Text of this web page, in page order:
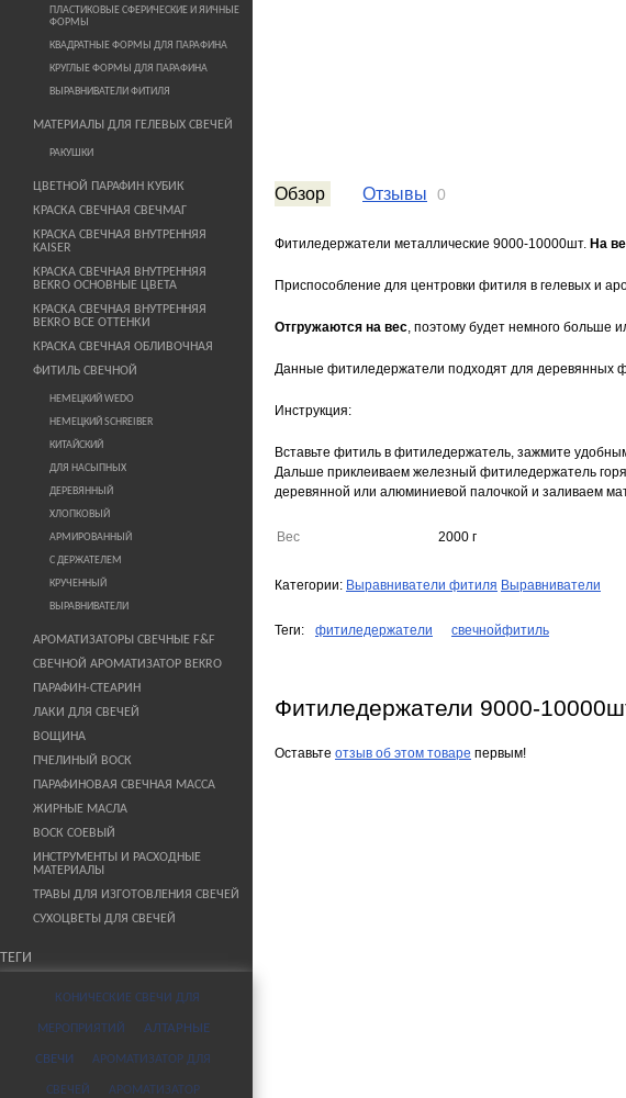
ПЛАСТИКОВЫЕ СФЕРИЧЕСКИЕ И ЯИЧНЫЕ
ФОРМЫ
КВАДРАТНЫЕ ФОРМЫ ДЛЯ ПАРАФИНА
КРУГЛЫЕ ФОРМЫ ДЛЯ ПАРАФИНА
ВЫРАВНИВАТЕЛИ ФИТИЛЯ
МАТЕРИАЛЫ ДЛЯ ГЕЛЕВЫХ СВЕЧЕЙ
РАКУШКИ
ЦВЕТНОЙ ПАРАФИН КУБИК
КРАСКА СВЕЧНАЯ СВЕЧМАГ
КРАСКА СВЕЧНАЯ ВНУТРЕННЯЯ
KAISER
КРАСКА СВЕЧНАЯ ВНУТРЕННЯЯ
BEKRO ОСНОВНЫЕ ЦВЕТА
КРАСКА СВЕЧНАЯ ВНУТРЕННЯЯ
BEKRO ВСЕ ОТТЕНКИ
КРАСКА СВЕЧНАЯ ОБЛИВОЧНАЯ
ФИТИЛЬ СВЕЧНОЙ
НЕМЕЦКИЙ WEDO
НЕМЕЦКИЙ SCHREIBER
КИТАЙСКИЙ
ДЛЯ НАСЫПНЫХ
ДЕРЕВЯННЫЙ
ХЛОПКОВЫЙ
АРМИРОВАННЫЙ
С ДЕРЖАТЕЛЕМ
КРУЧЕННЫЙ
ВЫРАВНИВАТЕЛИ
АРОМАТИЗАТОРЫ СВЕЧНЫЕ F&F
СВЕЧНОЙ АРОМАТИЗАТОР BEKRO
ПАРАФИН-СТЕАРИН
ЛАКИ ДЛЯ СВЕЧЕЙ
ВОЩИНА
ПЧЕЛИНЫЙ ВОСК
ПАРАФИНОВАЯ СВЕЧНАЯ МАССА
ЖИРНЫЕ МАСЛА
ВОСК СОЕВЫЙ
ИНСТРУМЕНТЫ И РАСХОДНЫЕ
МАТЕРИАЛЫ
ТРАВЫ ДЛЯ ИЗГОТОВЛЕНИЯ СВЕЧЕЙ
СУХОЦВЕТЫ ДЛЯ СВЕЧЕЙ
ТЕГИ
КОНИЧЕСКИЕ СВЕЧИ ДЛЯ
МЕРОПРИЯТИЙ АЛТАРНЫЕ
СВЕЧИ АРОМАТИЗАТОР ДЛЯ
СВЕЧЕЙ АРОМАТИЗАТОР
Обзор Отзывы 0
Фитиледержатели металлические 9000-10000шт. На
Приспособление для центровки фитиля в гелевых и
Отгружаются на вес, поэтому будет немного больше
Данные фитиледержатели подходят для деревянных
Инструкция:
Вставьте фитиль в фитиледержатель, зажмите
Дальше приклеиваем железный фитиледержатель
деревянной или алюминиевой палочкой и заливаем
Вес 2000 г
Категории: Выравниватели фитиля Выравниватели
Теги: фитиледержатели свечнойфитиль
Фитиледержатели 9000-
Оставьте отзыв об этом товаре первым!